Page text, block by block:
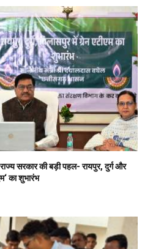
राज्य सरकार की बड़ी पहल- रायपुर, दुर्ग और
का शुभारंभ